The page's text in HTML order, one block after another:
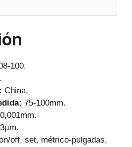
100.
China.
75-100mm.
0,001mm.
off, set, métrico-pulgadas,